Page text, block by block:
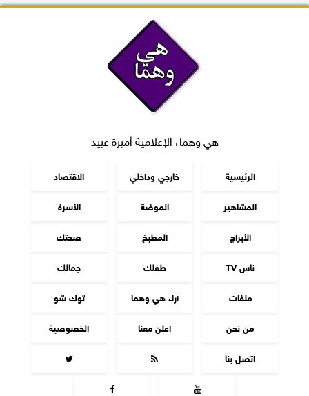
هي وهما، الإعلامية أميرة عبيد
الرئيسية خارجي وداخلي
الاقتصاد
المشاهير
الموضة
الأسرة
الأبراج
المطبخ
صحتك
ناس TV
طفلك
جمالك
ملفات
آراء هي وهما
توك شو
من نحن
اعلن معنا
الخصوصية
اتصل بنا



